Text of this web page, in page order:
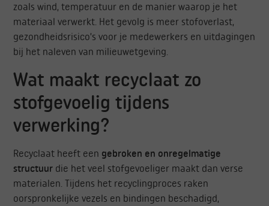
zoals wind, temperatuur en de manier waarop je het
materiaal verwerkt. Het gevolg is meer stofoverlast,
gezondheidsrisico’s voor je medewerkers en uitdagingen
bij het naleven van milieuwetgeving.
Wat maakt recyclaat zo
stofgevoelig tijdens
verwerking?
Recyclaat heeft een gebroken en onregelmatige
structuur die het veel stofgevoeliger maakt dan verse
materialen. Tijdens het recyclingproces raken
oorspronkelijke vezels en bindingen beschadigd,